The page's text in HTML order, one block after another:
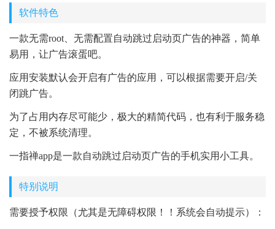
软件特色
一款无需root、无需配置自动跳过启动页广告的神器，简单
易用，让广告滚蛋吧。
应用安装默认会开启有广告的应用，可以根据需要开启/关
闭跳广告。
为了占用内存尽可能少，极大的精简代码，也有利于服务稳
定，不被系统清理。
一指禅app是一款自动跳过启动页广告的手机实用小工具。
特别说明
需要授予权限（尤其是无障碍权限！！系统会自动提示）：